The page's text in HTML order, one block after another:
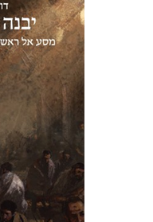
דוד סבתו
הנחת